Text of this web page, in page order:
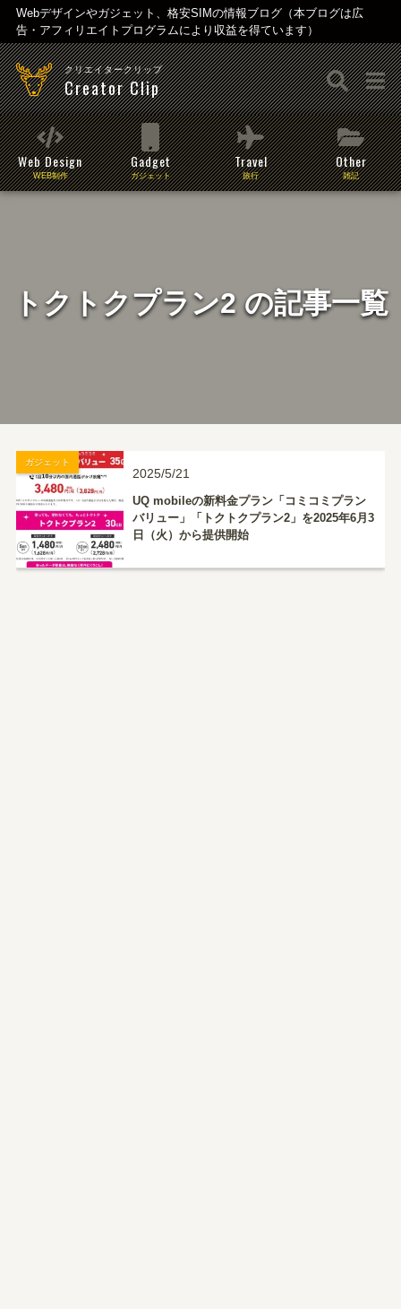
Webデザインやガジェット、格安SIMの情報ブログ（本ブログは広
告・アフィリエイトプログラムにより収益を得ています）
クリエイタークリップ
Creator Clip
Web Design
WEB制作
Gadget
ガジェット
Travel
旅行
Other
雑記
トクトクプラン2 の記事一覧
ガジェット
2025/5/21
UQ mobileの新料金プラン「コミコミプラン
バリュー」「トクトクプラン2」を2025年6月3
日（火）から提供開始